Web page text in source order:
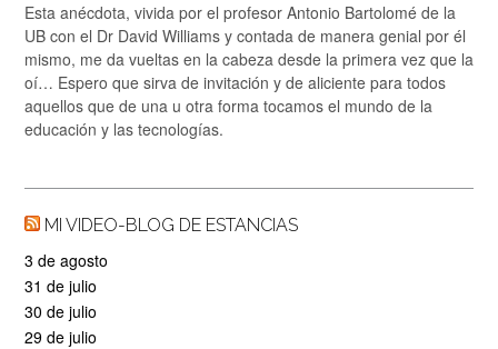
Esta anécdota, vivida por el profesor Antonio Bartolomé de la
UB con el Dr David Williams y contada de manera genial por él
mismo, me da vueltas en la cabeza desde la primera vez que la
oí… Espero que sirva de invitación y de aliciente para todos
aquellos que de una u otra forma tocamos el mundo de la
educación y las tecnologías.
MI VIDEO-BLOG DE ESTANCIAS
3 de agosto
31 de julio
30 de julio
29 de julio